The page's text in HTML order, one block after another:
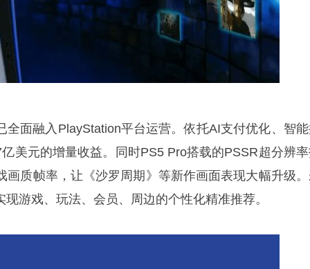
全面融入PlayStation平台运营。依托AI支付优化、智
美元的增量收益。同时PS5 Pro搭载的PSSR超分辨
画质帧率，让《沙罗周期》等新作画面表现大幅升级
游戏、玩法、会员、周边的个性化精准推荐。